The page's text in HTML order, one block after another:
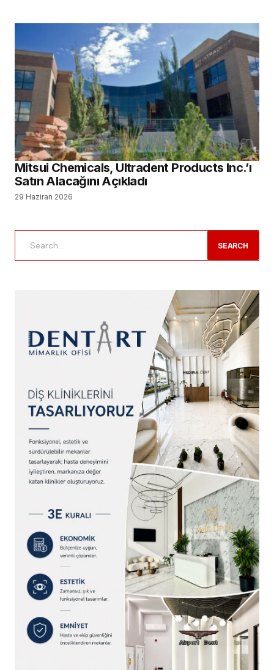
SEARCH
SON YAZILAR
Türk Dental İmplantoloji Sektörünün Güçlü
Oyuncuları Çalıştayda Buluştu